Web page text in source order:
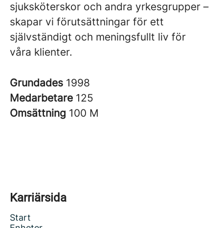
sjuksköterskor och andra yrkesgrupper –
skapar vi förutsättningar för ett
självständigt och meningsfullt liv för
våra klienter.
Grundades 1998
Medarbetare 125
Omsättning 100 M
Karriärsida
Start